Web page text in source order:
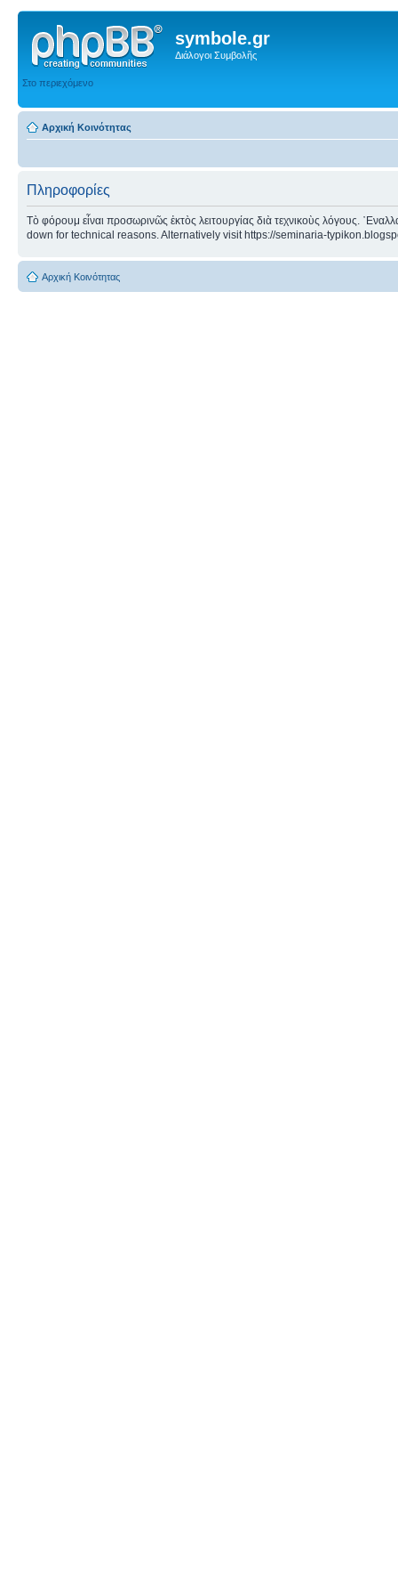
symbole.gr
Διάλογοι Συμβολῆς
Στο περιεχόμενο
Αρχική Κοινότητας
Πληροφορίες
Τὸ φόρουμ εἶναι προσωρινῶς ἐκτὸς λειτουργίας διὰ τεχνικοὺς λόγους.
down for technical reasons. Alternatively visit https://seminaria-
Αρχική Κοινότητας